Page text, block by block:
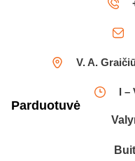
V. A.
I –
Parduotuvė